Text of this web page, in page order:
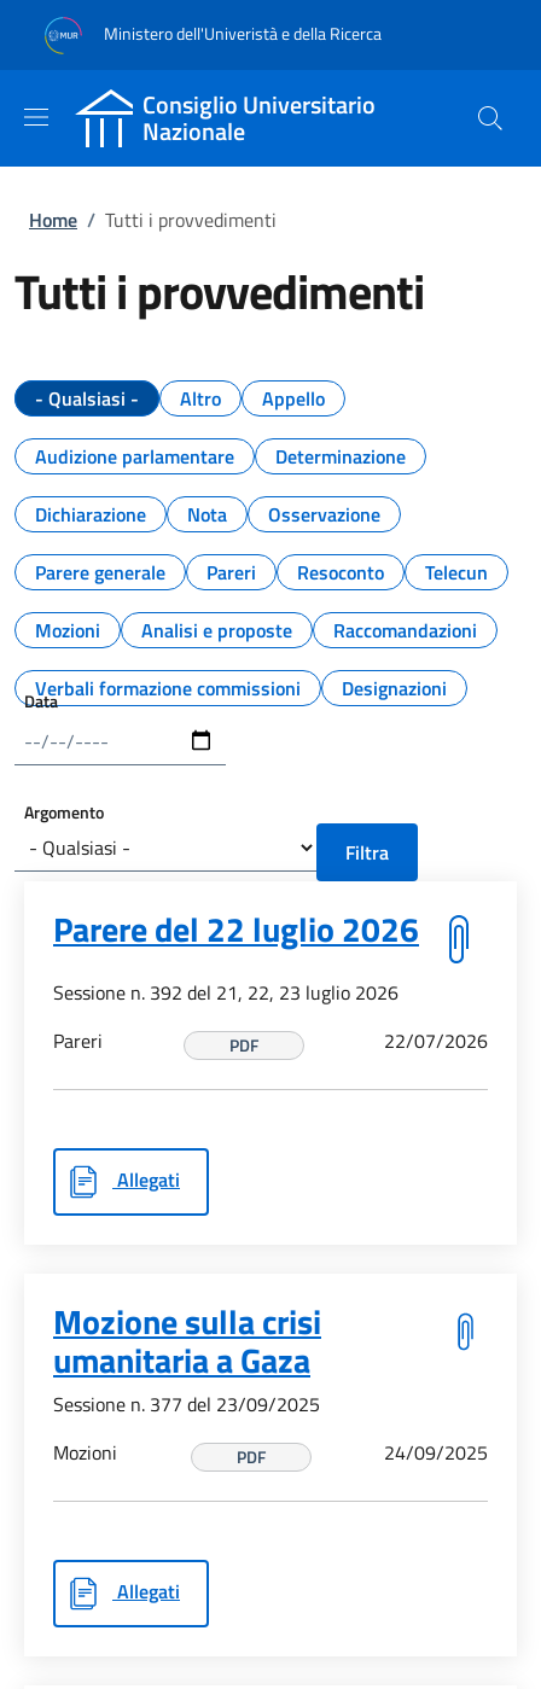
al contenuto principale
to footer content
Ministero dell'Univeristà e della Ricerca
Consiglio Universitario
Nazionale
Briciole di pane
Home / Tutti i provvedimenti
Tutti i provvedimenti
- Qualsiasi - Altro
Appello
Audizione parlamentare
Determinazione
Dichiarazione
Nota
Osservazione
Parere generale
Pareri Resoconto
Telecun
Mozioni
Analisi e proposte
Raccomandazioni
Verbali formazione commissioni
Designazioni
Data
Argomento
Parere del 22 luglio 2026
Sessione n. 392 del 21, 22, 23 luglio 2026
Pareri
PDF 22/07/2026
Allegati
Mozione sulla crisi
umanitaria a Gaza
Sessione n. 377 del 23/09/2025
Mozioni
PDF 24/09/2025
Allegati